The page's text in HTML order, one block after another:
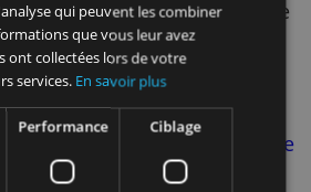
des cookies pour de
nous y avons recours
vos paramètres
la pertinence des
de mesurer le nombre de
page, afin de vous aider à
des cookies pour personnaliser le
et analyser notre trafic.
également des informations sur
de notre site avec nos partenaires
d'analyse qui peuvent les combiner
informations que vous leur avez
ont collectées lors de votre